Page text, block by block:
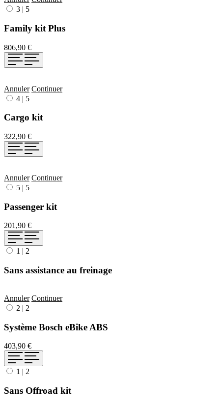
3 | 5
Family kit Plus
806,90 €
Annuler Continuer
4 | 5
Cargo kit
322,90 €
Annuler Continuer
5 | 5
Passenger kit
201,90 €
1 | 2
Sans assistance au freinage
Annuler Continuer
2 | 2
Système Bosch eBike ABS
403,90 €
1 | 2
Sans Offroad kit